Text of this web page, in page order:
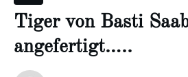
Tiger von Basti
angefertigt…..